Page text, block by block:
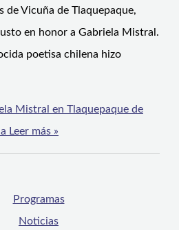
de Vicuña de Tlaquepaque,
en honor a Gabriela Mistral.
poetisa chilena hizo
Mistral en Tlaquepaque de
Leer más »
Programas
Noticias